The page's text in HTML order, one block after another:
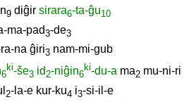
9 diĝir sirara6-ta-ĝu10
ma-pad3-de3
na ĝiri3 nam-mi-gub
6
ki-še3 id2-niĝin6
ki-du-a ma2 mu-ni-ri
2-la-e kur-ku4 i3-si-il-e